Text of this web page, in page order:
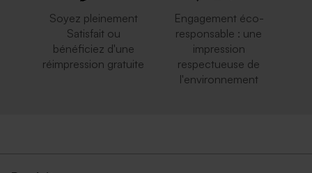
Soyez pleinement
Satisfait ou
bénéficiez d'une
réimpression gratuite
Engagement éco-
responsable : une
impression
respectueuse de
l'environnement